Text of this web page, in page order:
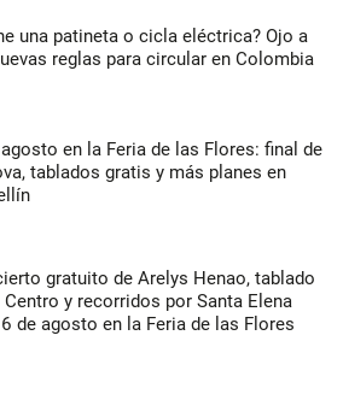
una patineta o cicla eléctrica? Ojo a
reglas para circular en Colombia
en la Feria de las Flores: final de
tablados gratis y más planes en
gratuito de Arelys Henao, tablado
Centro y recorridos por Santa Elena
de agosto en la Feria de las Flores